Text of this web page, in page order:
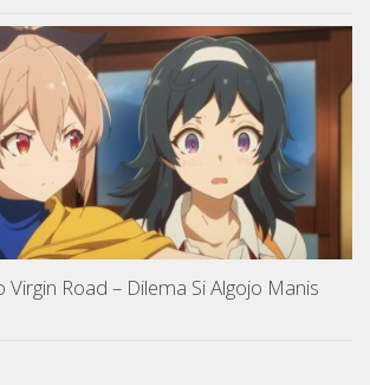
Virgin Road – Dilema Si Algojo Manis